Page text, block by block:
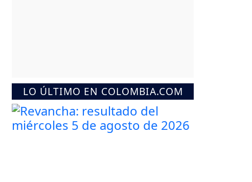
LO ÚLTIMO EN COLOMBIA.COM